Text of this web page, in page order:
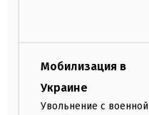
Мобилизация в
Украине
Увольнение с военной